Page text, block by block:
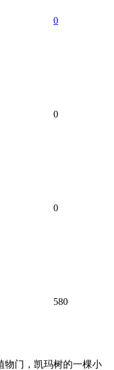
0
0
0
580
物门，凯玛树的一棵小